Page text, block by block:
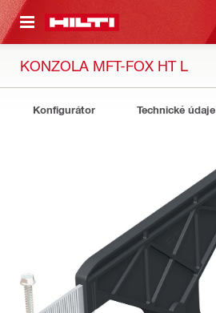
HLAVNÍ OBSAH
KONZOLA MFT-FOX HT L
Konfigurátor Technické údaje